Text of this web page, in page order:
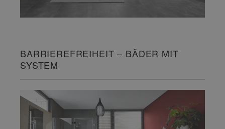
BARRIEREFREIHEIT – BÄDER MIT
SYSTEM